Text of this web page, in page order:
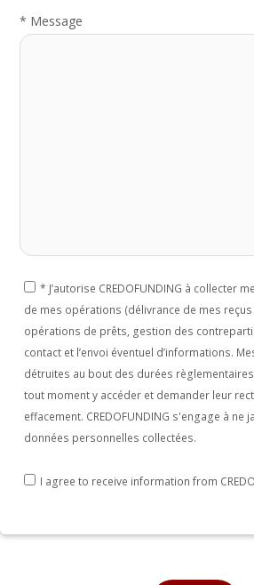
* Message
* J’autorise CREDOFUNDING à collecter
de mes opérations (délivrance de mes
opérations de prêts, gestion des
contact et l’envoi éventuel d’informations.
détruites au bout des durées règlementaires
tout moment y accéder et demander leur
effacement. CREDOFUNDING s'engage à ne
données personnelles collectées.
I agree to receive information from